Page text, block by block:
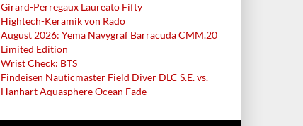
Girard-Perregaux Laureato Fifty
Hightech-Keramik von Rado
August 2026: Yema Navygraf Barracuda CMM.20
Limited Edition
Wrist Check: BTS
Findeisen Nauticmaster Field Diver DLC S.E. vs.
Hanhart Aquasphere Ocean Fade